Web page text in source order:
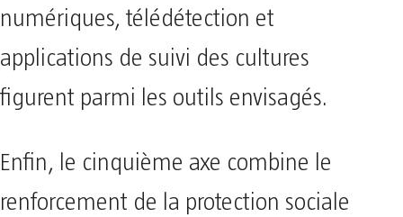
numériques, télédétection et
applications de suivi des cultures
figurent parmi les outils envisagés.
Enfin, le cinquième axe combine le
renforcement de la protection sociale